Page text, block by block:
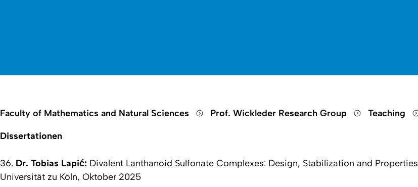
Faculty of Mathematics and Natural Sciences Prof. Wickleder Research Group Teaching
Dissertationen
36. Dr. Tobias Lapić: Divalent Lanthanoid Sulfonate Complexes: Design, Stabilization and Properties
Universität zu Köln, Oktober 2025